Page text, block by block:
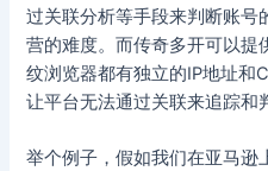
过关联分析等手段来判断账号
营的难度。而传奇多开可以提
纹浏览器都有独立的IP地址和
让平台无法通过关联来追踪和
举个例子，假如我们在亚马逊